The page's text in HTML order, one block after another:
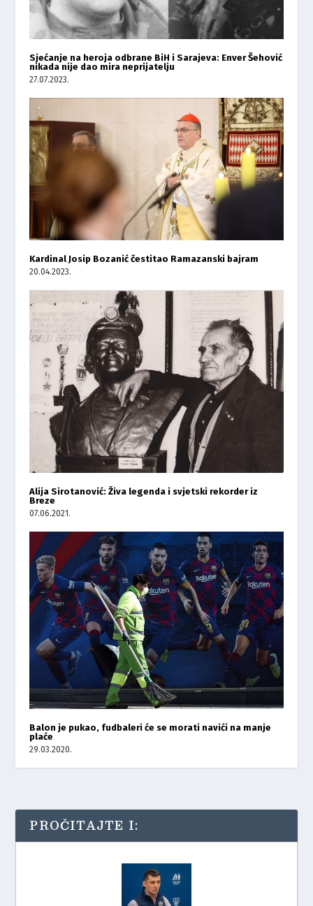
Sjećanje na heroja odbrane BiH i Sarajeva: Enver Šehović
nikada nije dao mira neprijatelju
27.07.2023.
Kardinal Josip Bozanić čestitao Ramazanski bajram
20.04.2023.
Alija Sirotanović: Živa legenda i svjetski rekorder iz
Breze
07.06.2021.
Balon je pukao, fudbaleri će se morati navići na manje
plaće
29.03.2020.
PROČITAJTE I: